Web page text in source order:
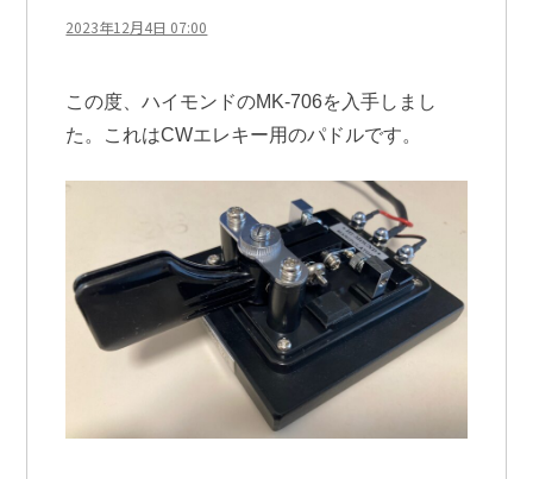
2023年12月4日 07:00
この度、ハイモンドのMK-706を入手しまし
た。これはCWエレキー用のパドルです。